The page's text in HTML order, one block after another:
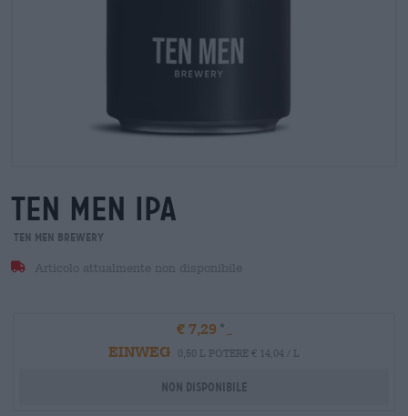
ten men ipa
Ten Men Brewery
Articolo attualmente non disponibile
€ 7,29
EINWEG
0,50 L POTERE € 14,04 / L
Non disponibile